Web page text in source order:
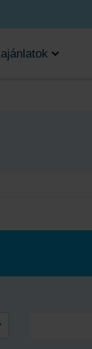
ajánlatok